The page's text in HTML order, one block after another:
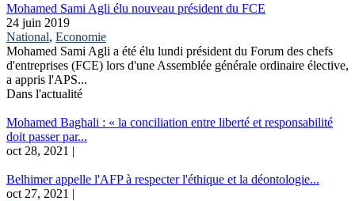
Mohamed Sami Agli élu nouveau président du FCE
24 juin 2019
National, Economie
Mohamed Sami Agli a été élu lundi président du Forum des chefs
d'entreprises (FCE) lors d'une Assemblée générale ordinaire élective,
a appris l'APS...
Dans l'actualité
Mohamed Baghali : « la conciliation entre liberté et responsabilité
doit passer par...
oct 28, 2021 |
Belhimer appelle l'AFP à respecter l'éthique et la déontologie...
oct 27, 2021 |